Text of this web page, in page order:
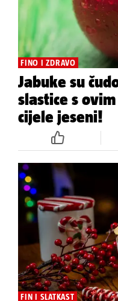
FINO I ZDRAVO
Jabuke su
slastice s
cijele jeseni!
FIN I SLATKAST